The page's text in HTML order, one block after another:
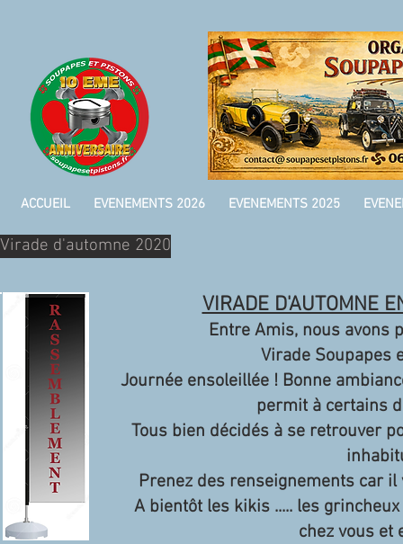
ACCUEIL EVENEMENTS 2026 EVENEMENTS 2025
Virade d'automne 2020
VIRADE D'AUTOMNE
Entre Amis, nous avons
Virade Soupapes
Journée ensoleillée ! Bonne
permit à certains
Tous bien décidés à se retrouver
Prenez des renseignements car
A bientôt les kikis ..... les
chez vous et